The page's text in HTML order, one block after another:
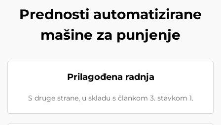
Prednosti automatizirane
mašine za punjenje
Prilagođena radnja
S druge strane, u skladu s člankom 3. stavkom 1.